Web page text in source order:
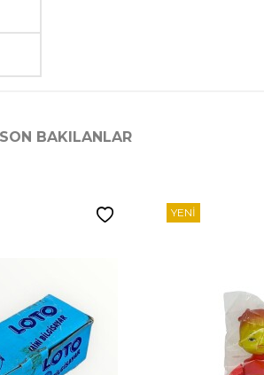
SON BAKILANLAR
YENI